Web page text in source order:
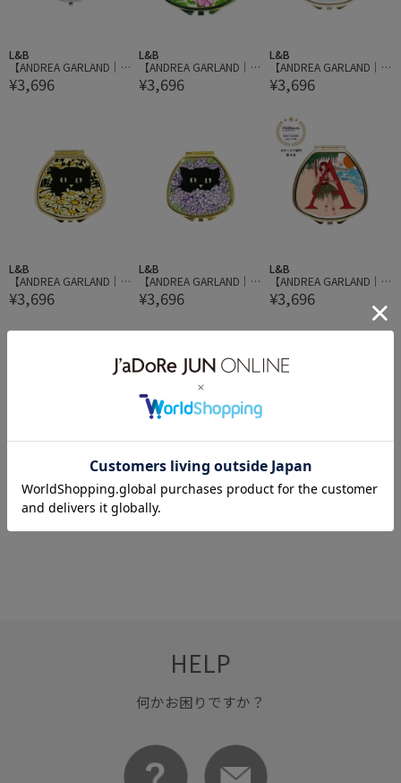
L&B
【ANDREA GARLAND｜
アンドレアガーランド】
アロマリップ&ネイルバ
¥3,696
L&B
【ANDREA GARLAND｜
アンドレアガーランド】
アロマリップ&ネイルバ
¥3,696
L&B
【ANDREA GARLAND｜
アンドレアガーランド】
アロマリップ&ネイルバ
リ シティシーン
¥3,696
L&B
【ANDREA GARLAND｜
アンドレアガーランド】
アロマリップ&ネイルバ
¥3,696
L&B
【ANDREA GARLAND｜
アンドレア ガーランド】
アロマリップ&ネイルバ
トインハイドレンジア
¥3,696
L&B
【ANDREA GARLAND｜
アンドレアガーランド】
アロマリップ&ネイルバ
¥3,696
L&B
【ANDREA GARLAND｜
アンドレアガーランド】
¥3,696
L&B
【ANDREA GARLAND｜
アンドレアガーランド】
¥3,696
L&B
【ANDREA GARLAND｜
HELP
何かお困りですか？